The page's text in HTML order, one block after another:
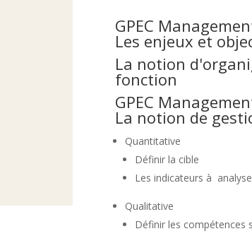
GPEC
Les enjeux et
La notion
fonction
GPEC
La notion de
Quantitative
Définir la cible
Les indicateurs à
Qualitative
Définir les compétences